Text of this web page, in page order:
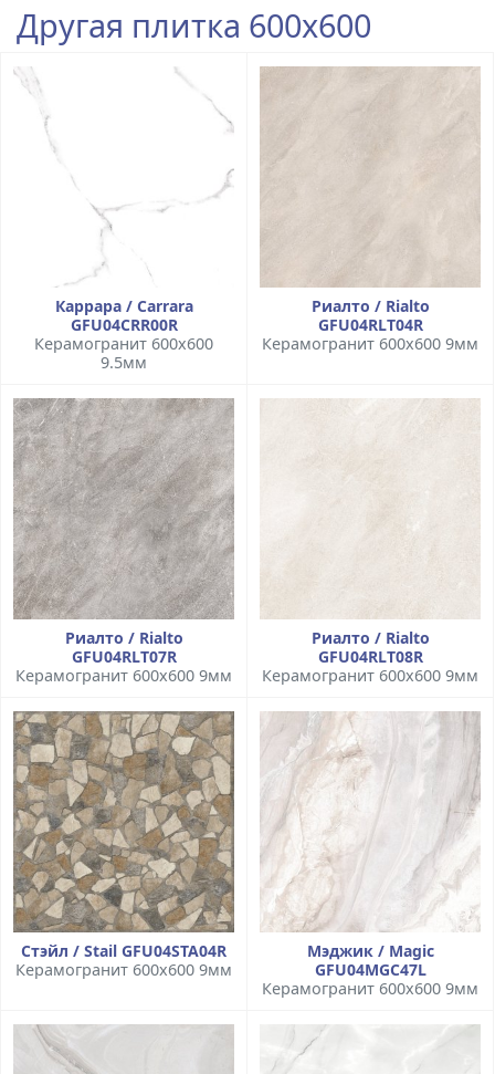
Другая плитка 600x600
Каррара / Carrara
GFU04CRR00R
Керамогранит 600x600
9.5мм
Риалто / Rialto
GFU04RLT04R
Керамогранит 600x600 9мм
Риалто / Rialto
GFU04RLT07R
Керамогранит 600x600 9мм
Риалто / Rialto
GFU04RLT08R
Керамогранит 600x600 9мм
Стэйл / Stail GFU04STA04R
Керамогранит 600x600 9мм
Мэджик / Magic
GFU04MGC47L
Керамогранит 600x600 9мм